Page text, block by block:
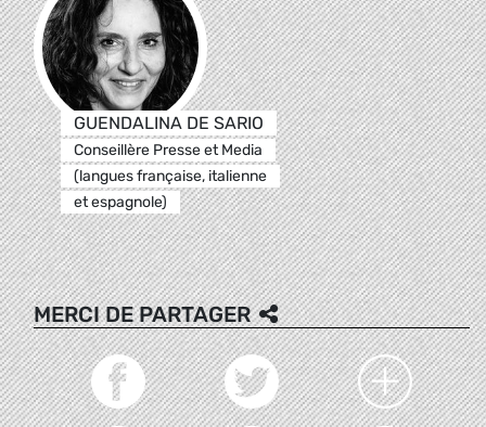
GUENDALINA DE SARIO
Conseillère Presse et Media
(langues française, italienne
et espagnole)
MERCI DE PARTAGER